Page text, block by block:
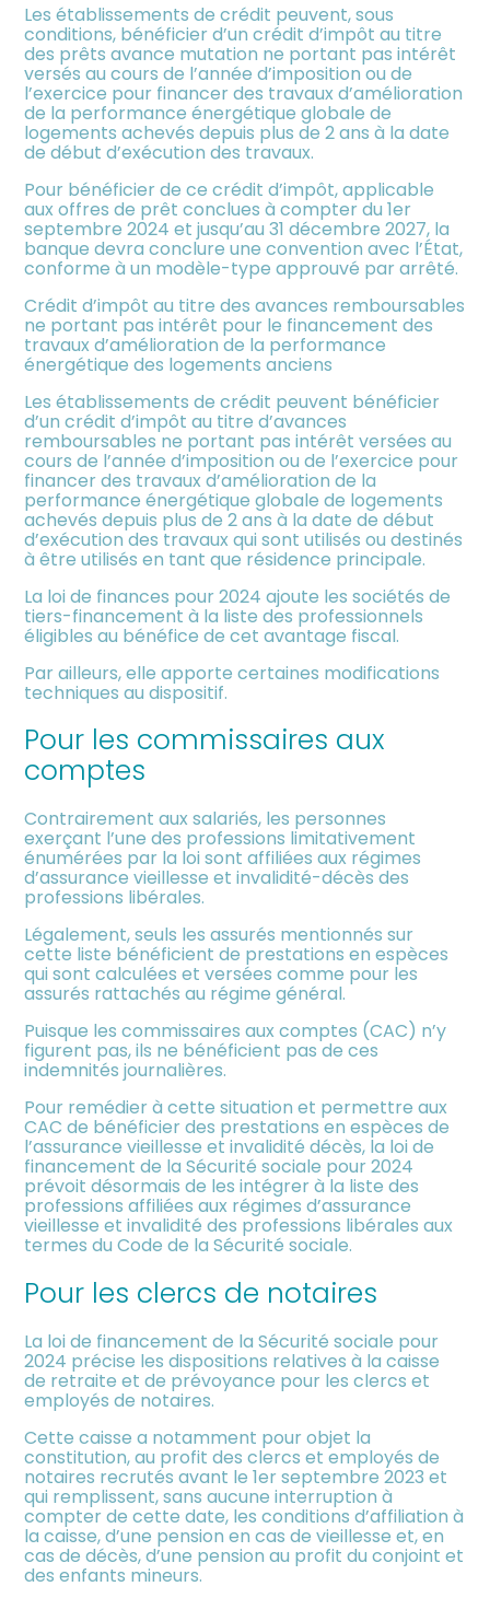
Les établissements de crédit peuvent, sous
conditions, bénéficier d’un crédit d’impôt au titre
des prêts avance mutation ne portant pas intérêt
versés au cours de l’année d’imposition ou de
l’exercice pour financer des travaux d’amélioration
de la performance énergétique globale de
logements achevés depuis plus de 2 ans à la date
de début d’exécution des travaux.
Pour bénéficier de ce crédit d’impôt, applicable
aux offres de prêt conclues à compter du 1er
septembre 2024 et jusqu’au 31 décembre 2027, la
banque devra conclure une convention avec l’État,
conforme à un modèle-type approuvé par arrêté.
Crédit d’impôt au titre des avances remboursables
ne portant pas intérêt pour le financement des
travaux d’amélioration de la performance
énergétique des logements anciens
Les établissements de crédit peuvent bénéficier
d’un crédit d’impôt au titre d’avances
remboursables ne portant pas intérêt versées au
cours de l’année d’imposition ou de l’exercice pour
financer des travaux d’amélioration de la
performance énergétique globale de logements
achevés depuis plus de 2 ans à la date de début
d’exécution des travaux qui sont utilisés ou destinés
à être utilisés en tant que résidence principale.
La loi de finances pour 2024 ajoute les sociétés de
tiers-financement à la liste des professionnels
éligibles au bénéfice de cet avantage fiscal.
Par ailleurs, elle apporte certaines modifications
techniques au dispositif.
Pour les commissaires aux
comptes
Contrairement aux salariés, les personnes
exerçant l’une des professions limitativement
énumérées par la loi sont affiliées aux régimes
d’assurance vieillesse et invalidité-décès des
professions libérales.
Légalement, seuls les assurés mentionnés sur
cette liste bénéficient de prestations en espèces
qui sont calculées et versées comme pour les
assurés rattachés au régime général.
Puisque les commissaires aux comptes (CAC) n’y
figurent pas, ils ne bénéficient pas de ces
indemnités journalières.
Pour remédier à cette situation et permettre aux
CAC de bénéficier des prestations en espèces de
l’assurance vieillesse et invalidité décès, la loi de
financement de la Sécurité sociale pour 2024
prévoit désormais de les intégrer à la liste des
professions affiliées aux régimes d’assurance
vieillesse et invalidité des professions libérales aux
termes du Code de la Sécurité sociale.
Pour les clercs de notaires
La loi de financement de la Sécurité sociale pour
2024 précise les dispositions relatives à la caisse
de retraite et de prévoyance pour les clercs et
employés de notaires.
Cette caisse a notamment pour objet la
constitution, au profit des clercs et employés de
notaires recrutés avant le 1er septembre 2023 et
qui remplissent, sans aucune interruption à
compter de cette date, les conditions d’affiliation à
la caisse, d’une pension en cas de vieillesse et, en
cas de décès, d’une pension au profit du conjoint et
des enfants mineurs.